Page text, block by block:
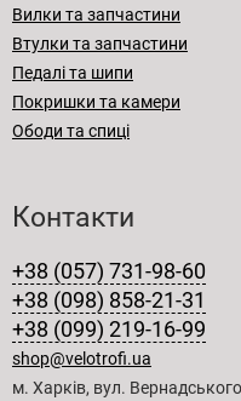
Вилки та запчастини
Втулки та запчастини
Педалі та шипи
Покришки та камери
Ободи та спиці
Контакти
+38 (057) 731-98-60
+38 (098) 858-21-31
+38 (099) 219-16-99
shop@velotrofi.ua
м. Харків, вул.